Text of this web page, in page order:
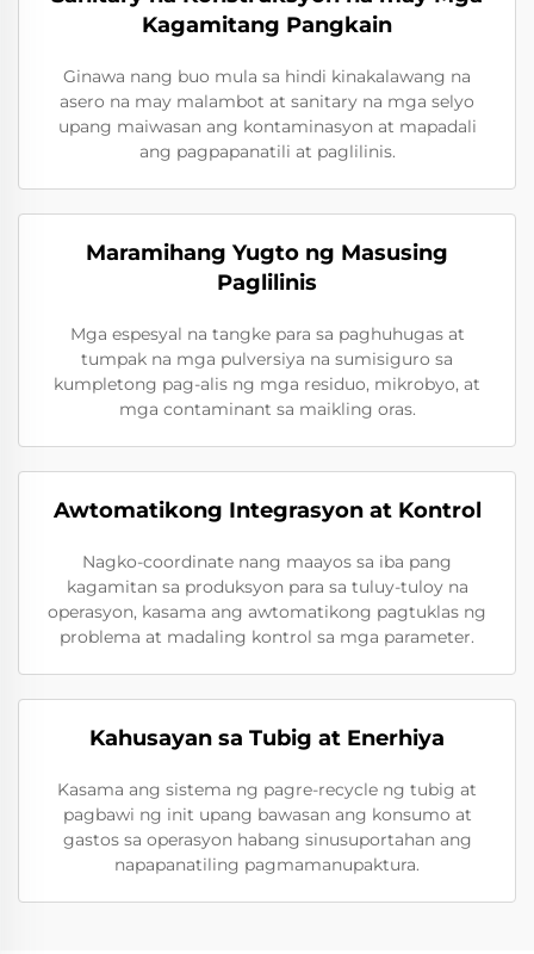
Kagamitang Pangkain
Ginawa nang buo mula sa hindi kinakalawang na
asero na may malambot at sanitary na mga selyo
upang maiwasan ang kontaminasyon at mapadali
ang pagpapanatili at paglilinis.
Maramihang Yugto ng Masusing
Paglilinis
Mga espesyal na tangke para sa paghuhugas at
tumpak na mga pulversiya na sumisiguro sa
kumpletong pag-alis ng mga residuo, mikrobyo, at
mga contaminant sa maikling oras.
Awtomatikong Integrasyon at Kontrol
Nagko-coordinate nang maayos sa iba pang
kagamitan sa produksyon para sa tuluy-tuloy na
operasyon, kasama ang awtomatikong pagtuklas ng
problema at madaling kontrol sa mga parameter.
Kahusayan sa Tubig at Enerhiya
Kasama ang sistema ng pagre-recycle ng tubig at
pagbawi ng init upang bawasan ang konsumo at
gastos sa operasyon habang sinusuportahan ang
napapanatiling pagmamanupaktura.